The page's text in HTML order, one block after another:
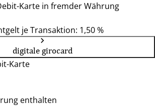
Karte in fremder Währung
je Transaktion: 1,50 %
digitale girocard
Karte
enthalten